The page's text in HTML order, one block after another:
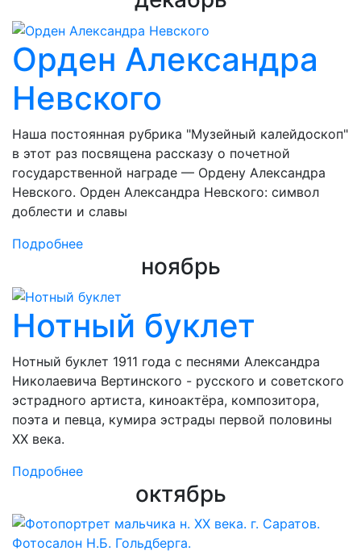
Орден Александра
Невского
Наша постоянная рубрика "Музейный калейдоскоп"
в этот раз посвящена рассказу о почетной
государственной награде — Ордену Александра
Невского. Орден Александра Невского: символ
доблести и славы
Подробнее
ноябрь
Нотный буклет
Нотный буклет 1911 года с песнями Александра
Николаевича Вертинского - русского и советского
эстрадного артиста, киноактёра, композитора,
поэта и певца, кумира эстрады первой половины
XX века.
Подробнее
октябрь